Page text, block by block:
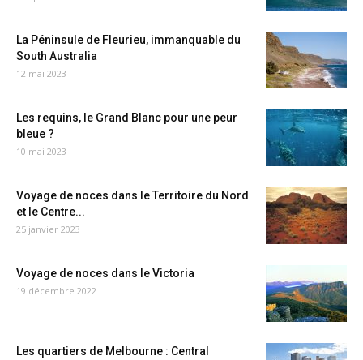
La Péninsule de Fleurieu, immanquable du
South Australia
12 mai 2023
Les requins, le Grand Blanc pour une peur
bleue ?
10 mai 2023
Voyage de noces dans le Territoire du Nord
et le Centre...
25 janvier 2023
Voyage de noces dans le Victoria
19 décembre 2022
Les quartiers de Melbourne : Central